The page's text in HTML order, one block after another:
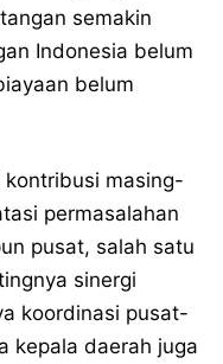
semakin
Indonesia belum
belum
kontribusi masing-
permasalahan
pusat, salah satu
sinergi
koordinasi pusat-
kepala daerah juga